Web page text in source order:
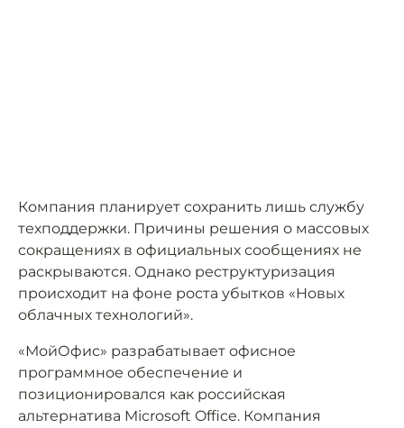
Компания планирует сохранить лишь службу
техподдержки. Причины решения о массовых
сокращениях в официальных сообщениях не
раскрываются. Однако реструктуризация
происходит на фоне роста убытков «Новых
облачных технологий».
«МойОфис» разрабатывает офисное
программное обеспечение и
позиционировался как российская
альтернатива Microsoft Office. Компания